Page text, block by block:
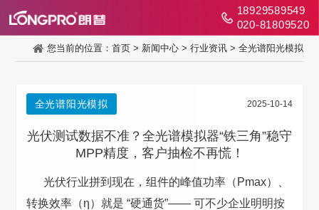
18929589549
020-81809520
您当前的位置： 首页> 新闻中心> 行业资讯> 全光谱阳光模拟
全光谱阳光模拟 2025-10-14
光伏测试数据不准？全光谱模拟器“铁三角”稳守
MPP精度，客户抽检不再慌！
光伏行业拼到现在，组件的峰值功率（Pmax）、
转换效率（η）就是 “硬通货”—— 可不少企业明明按